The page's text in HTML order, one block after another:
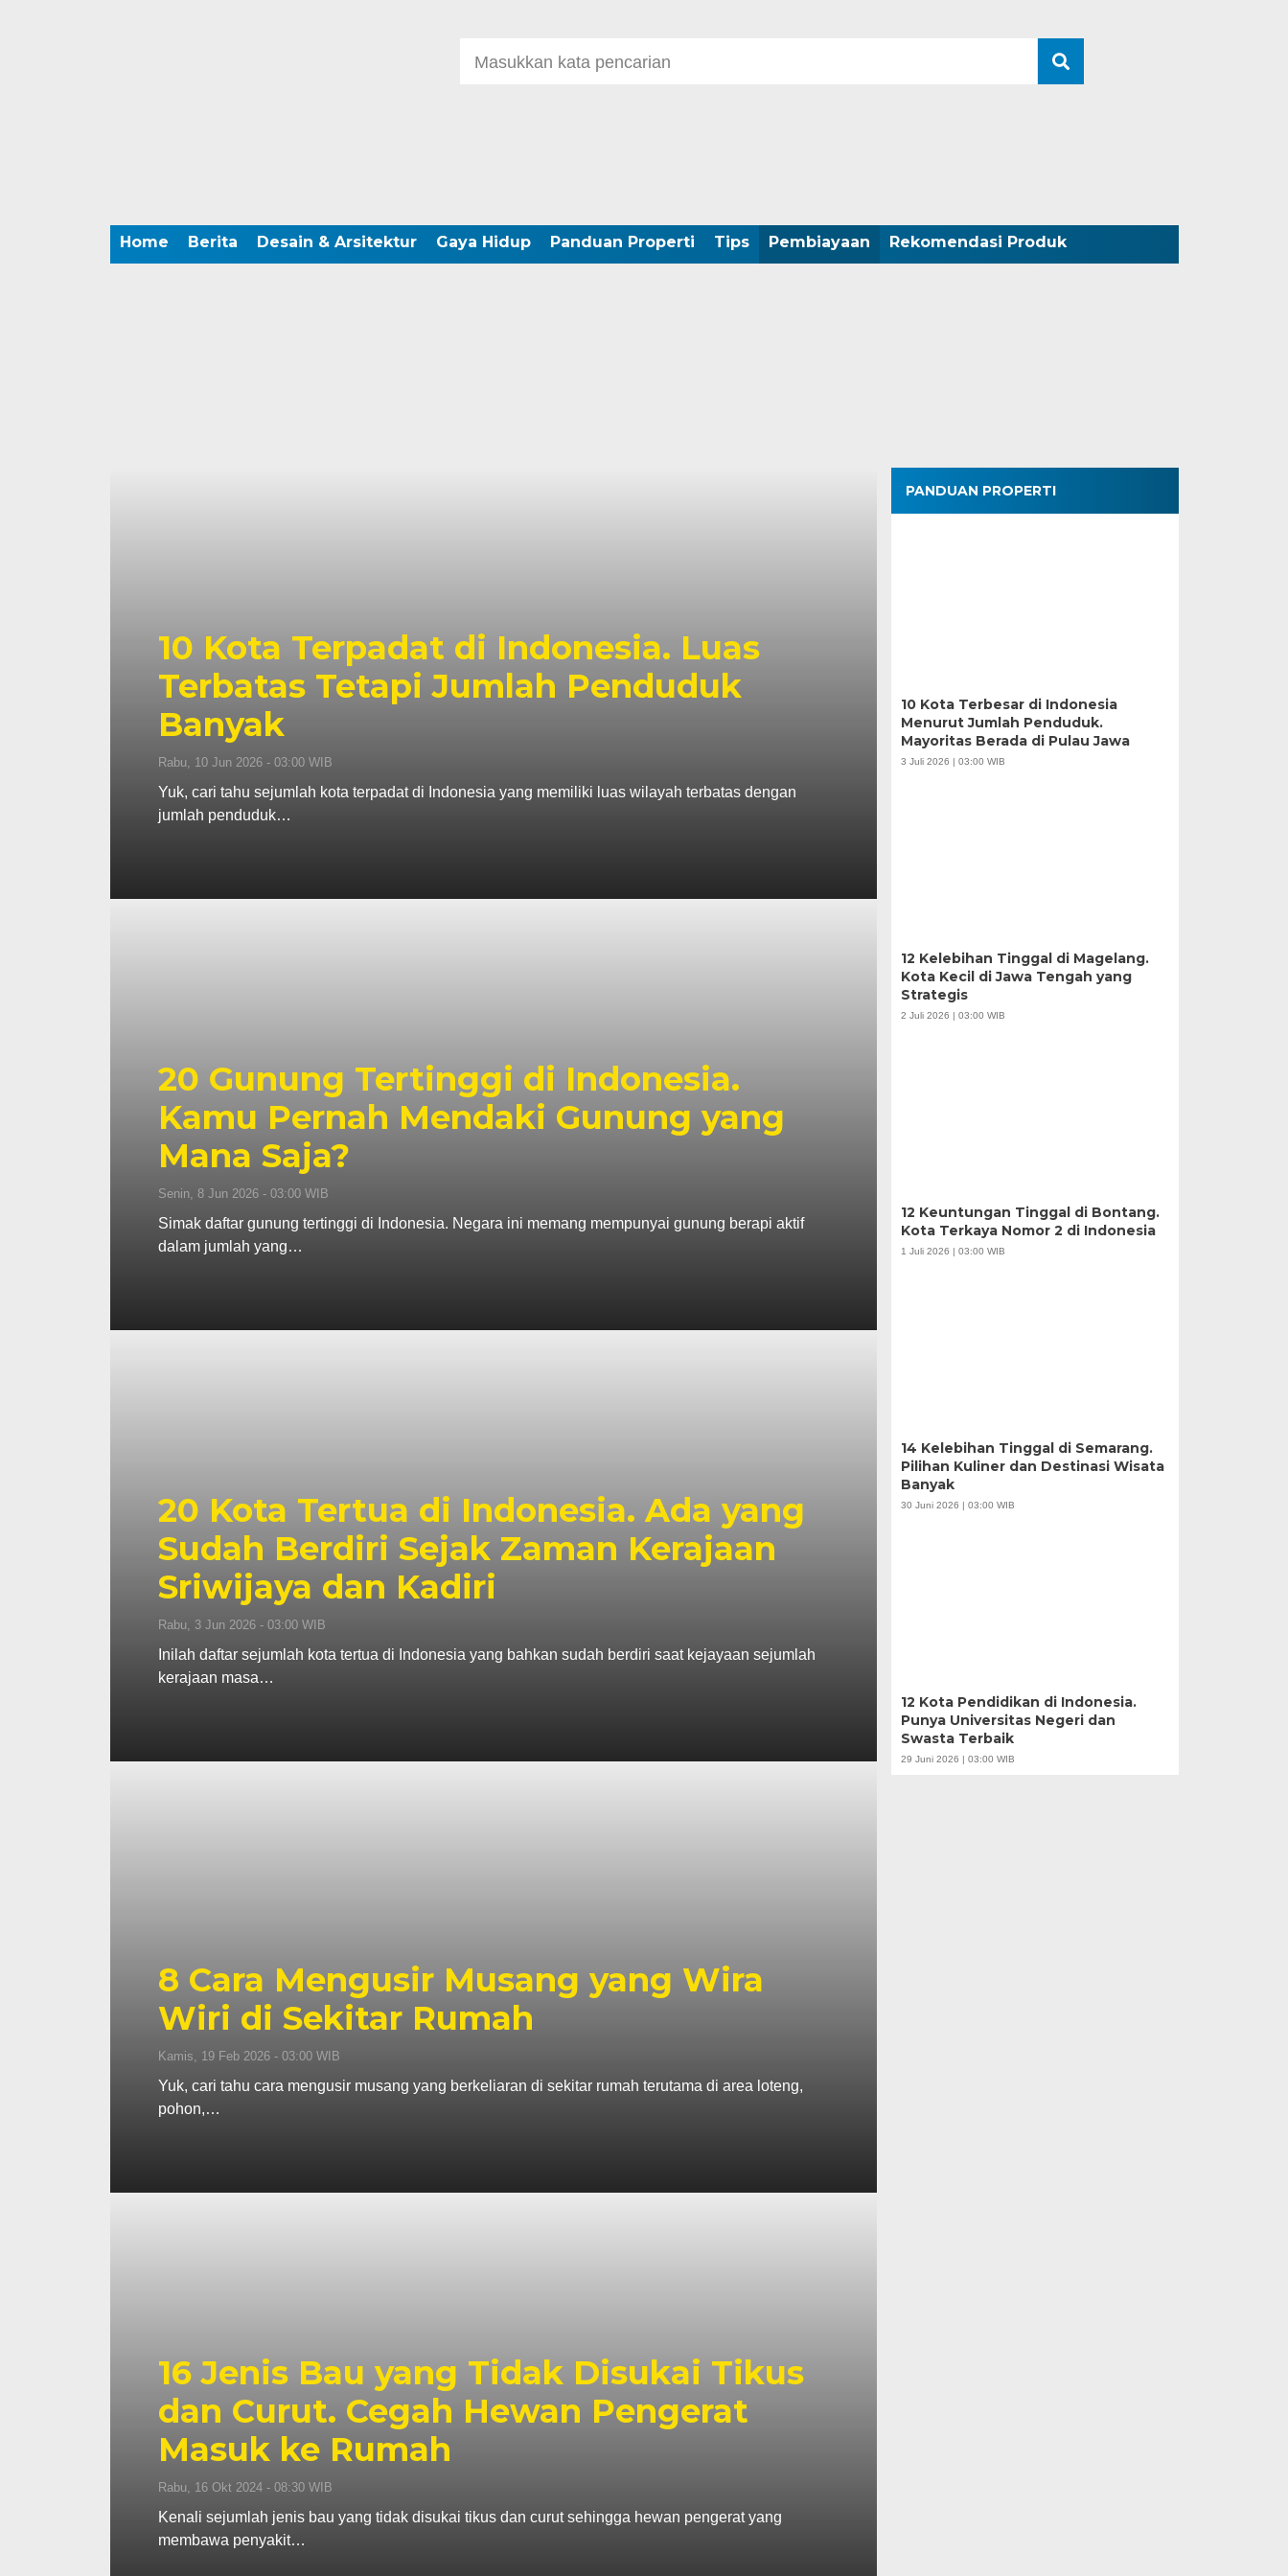
Home Berita Desain & Arsitektur Gaya Hidup Panduan Properti Tips Pembiayaan Rekomendasi Produk
10 Kota Terpadat di Indonesia. Luas
Terbatas Tetapi Jumlah Penduduk
Banyak
Rabu, 10 Jun 2026 - 03:00 WIB
Yuk, cari tahu sejumlah kota terpadat di Indonesia yang memiliki luas wilayah terbatas dengan
jumlah penduduk…
20 Gunung Tertinggi di Indonesia.
Kamu Pernah Mendaki Gunung yang
Mana Saja?
Senin, 8 Jun 2026 - 03:00 WIB
Simak daftar gunung tertinggi di Indonesia. Negara ini memang mempunyai gunung berapi aktif
dalam jumlah yang…
20 Kota Tertua di Indonesia. Ada yang
Sudah Berdiri Sejak Zaman Kerajaan
Sriwijaya dan Kadiri
Rabu, 3 Jun 2026 - 03:00 WIB
Inilah daftar sejumlah kota tertua di Indonesia yang bahkan sudah berdiri saat kejayaan sejumlah
kerajaan masa…
8 Cara Mengusir Musang yang Wira
Wiri di Sekitar Rumah
Kamis, 19 Feb 2026 - 03:00 WIB
Yuk, cari tahu cara mengusir musang yang berkeliaran di sekitar rumah terutama di area loteng,
pohon,…
16 Jenis Bau yang Tidak Disukai Tikus
dan Curut. Cegah Hewan Pengerat
Masuk ke Rumah
Rabu, 16 Okt 2024 - 08:30 WIB
Kenali sejumlah jenis bau yang tidak disukai tikus dan curut sehingga hewan pengerat yang
membawa penyakit…
PANDUAN PROPERTI
10 Kota Terbesar di Indonesia
Menurut Jumlah Penduduk.
Mayoritas Berada di Pulau Jawa
3 Juli 2026 | 03:00 WIB
12 Kelebihan Tinggal di Magelang.
Kota Kecil di Jawa Tengah yang
Strategis
2 Juli 2026 | 03:00 WIB
12 Keuntungan Tinggal di Bontang.
Kota Terkaya Nomor 2 di Indonesia
1 Juli 2026 | 03:00 WIB
14 Kelebihan Tinggal di Semarang.
Pilihan Kuliner dan Destinasi Wisata
Banyak
30 Juni 2026 | 03:00 WIB
12 Kota Pendidikan di Indonesia.
Punya Universitas Negeri dan
Swasta Terbaik
29 Juni 2026 | 03:00 WIB